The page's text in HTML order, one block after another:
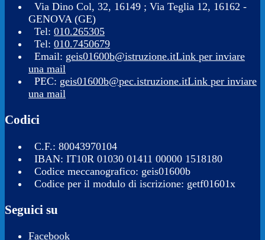
Via Dino Col, 32, 16149 ; Via Teglia 12, 16162 -
GENOVA (GE)
Tel: 010.265305
Tel: 010.7450679
Email: geis01600b@istruzione.itLink per inviare
una mail
PEC: geis01600b@pec.istruzione.itLink per inviare
una mail
Codici
C.F.: 80043970104
IBAN: IT10R 01030 01411 00000 1518180
Codice meccanografico: geis01600b
Codice per il modulo di iscrizione: getf01601x
Seguici su
Facebook